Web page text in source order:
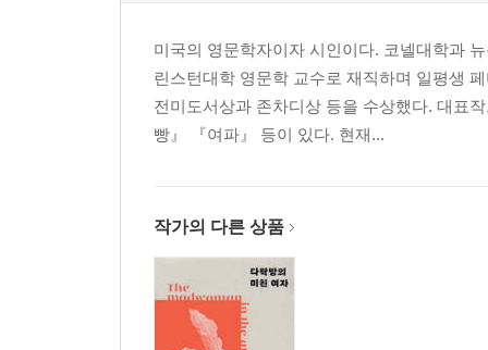
미국의 영문학자이자 시인이다. 코넬대학과
린스턴대학 영문학 교수로 재직하며 일평생
전미도서상과 존차디상 등을 수상했다. 대표
빵』 『여파』 등이 있다. 현재...
작가의 다른 상품